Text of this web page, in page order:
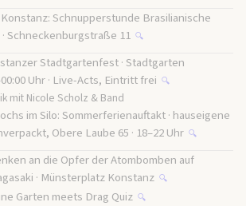
Konstanz: Schnupperstunde Brasilianische
Schneckenburgstraße 11 🔍
Stadtgartenfest · Stadtgarten
Uhr · Live-Acts, Eintritt frei 🔍
mit Nicole Scholz & Band
im Silo: Sommerferienauftakt · hauseigene
Obere Laube 65 · 18–22 Uhr 🔍
an die Opfer der Atombomben auf
· Münsterplatz Konstanz 🔍
Garten meets Drag Quiz 🔍